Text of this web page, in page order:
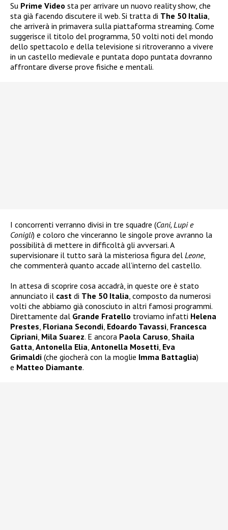
Su Prime Video sta per arrivare un nuovo reality show, che
sta già facendo discutere il web. Si tratta di The 50 Italia,
che arriverà in primavera sulla piattaforma streaming. Come
suggerisce il titolo del programma, 50 volti noti del mondo
dello spettacolo e della televisione si ritroveranno a vivere
in un castello medievale e puntata dopo puntata dovranno
affrontare diverse prove fisiche e mentali.
I concorrenti verranno divisi in tre squadre (Cani, Lupi e
Conigli) e coloro che vinceranno le singole prove avranno la
possibilità di mettere in difficoltà gli avversari. A
supervisionare il tutto sarà la misteriosa figura del Leone,
che commenterà quanto accade all’interno del castello.
In attesa di scoprire cosa accadrà, in queste ore è stato
annunciato il cast di The 50 Italia, composto da numerosi
volti che abbiamo già conosciuto in altri famosi programmi.
Direttamente dal Grande Fratello troviamo infatti Helena
Prestes, Floriana Secondi, Edoardo Tavassi, Francesca
Cipriani, Mila Suarez. E ancora Paola Caruso, Shaila
Gatta, Antonella Elia, Antonella Mosetti, Eva
Grimaldi (che giocherà con la moglie Imma Battaglia)
e Matteo Diamante.